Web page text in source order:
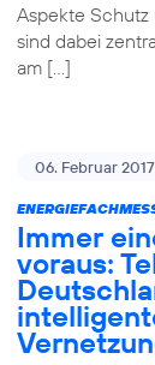
Aspekte
sind dabei
am […]
06. Februar 2017
Immer
voraus: